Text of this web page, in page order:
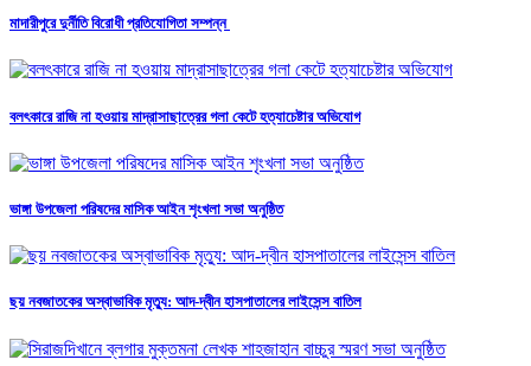
মাদারীপুরে দুর্নীতি বিরোধী প্রতিযোগিতা সম্পন্ন
বলৎকারে রাজি না হওয়ায় মাদ্রাসাছাত্রের গলা কেটে হত্যাচেষ্টার অভিযোগ
ভাঙ্গা উপজেলা পরিষদের মাসিক আইন শৃংখলা সভা অনুষ্ঠিত
ছয় নবজাতকের অস্বাভাবিক মৃত্যু: আদ-দ্বীন হাসপাতালের লাইসেন্স বাতিল